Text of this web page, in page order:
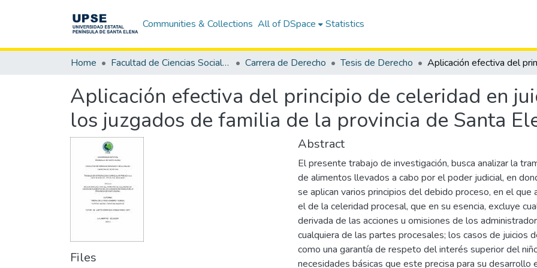
Communities & Collections All of DSpace Statistics
Home Facultad de Ciencias Sociales y de la Salud Carrera de Derecho Tesis de Derecho
Aplicación efectiva del principio de celeridad en
los juzgados de familia de la provincia de Santa
Files
Abstract
El presente trabajo de investigación, busca analizar la
de alimentos llevados a cabo por el poder judicial, en
se aplican varios principios del debido proceso, en el que
el de la celeridad procesal, que en su esencia, excluye
derivada de las acciones u omisiones de los
cualquiera de las partes procesales; los casos de juicios
como una garantía de respeto del interés superior del
necesidades básicas que este precisa para su desarrollo